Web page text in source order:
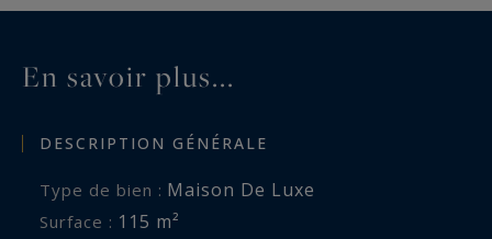
En savoir plus...
DESCRIPTION GÉNÉRALE
Type de bien : Maison De Luxe
Surface : 115 m²